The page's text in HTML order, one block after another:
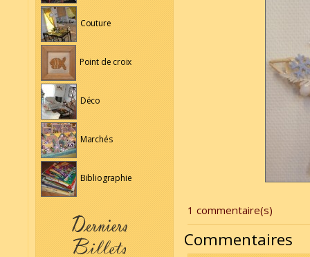
Couture
Point de croix
Déco
Marchés
Bibliographie
1 commentaire(s)
Commentaires